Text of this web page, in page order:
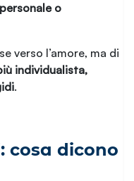
o
verso l’amore, ma di
individualista,
.
cosa dicono